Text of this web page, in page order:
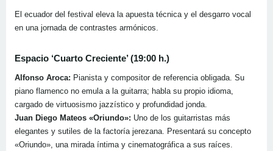
El ecuador del festival eleva la apuesta técnica y el desgarro vocal
en una jornada de contrastes armónicos.
Espacio ‘Cuarto Creciente’ (19:00 h.)
Alfonso Aroca: Pianista y compositor de referencia obligada. Su
piano flamenco no emula a la guitarra; habla su propio idioma,
cargado de virtuosismo jazzístico y profundidad jonda.
Juan Diego Mateos «Oriundo»: Uno de los guitarristas más
elegantes y sutiles de la factoría jerezana. Presentará su concepto
«Oriundo», una mirada íntima y cinematográfica a sus raíces.